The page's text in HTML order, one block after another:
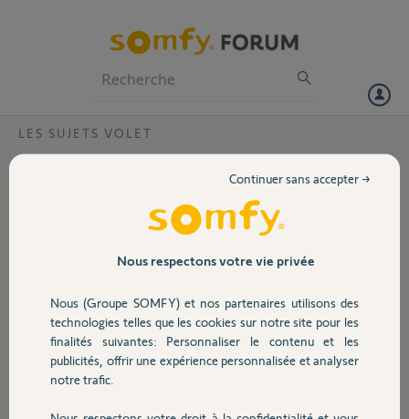
Volet
Sécurité
Domotique
LES SUJETS VOLET
, comment ne faire apparaître que ceux
Lorsque je crée une pièce, tous les volets apparaissent et pas
seulement ceux sélectionnés
Dominique
Participer au fil de discussion
Nous respectons votre vie privée
Nous (Groupe SOMFY) et nos partenaires utilisons des
technologies telles que les cookies sur notre site pour les
finalités suivantes: Personnaliser le contenu et les
publicités, offrir une expérience personnalisée et analyser
notre trafic.
Continuer sans accepter →